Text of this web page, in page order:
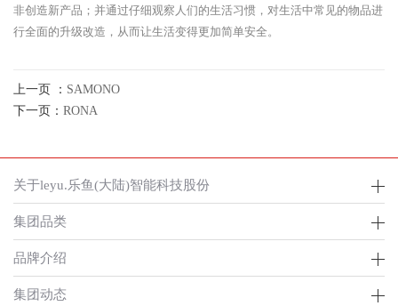
非创造新产品；并通过仔细观察人们的生活习惯，对生活中常见的物品进
行全面的升级改造，从而让生活变得更加简单安全。
上一页 ： SAMONO
下一页： RONA
关于leyu.乐鱼(大陆)智能科技股份
集团品类
品牌介绍
集团动态